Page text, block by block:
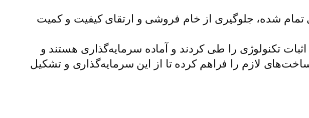
شده، جلوگیری از خام فروشی و ارتقای کیفیت و کمیت
تکنولوژی را طی کردند و آماده سرمایه‌گذاری هستند و
لازم را فراهم کرده تا از این سرمایه‌گذاری و تشکیل